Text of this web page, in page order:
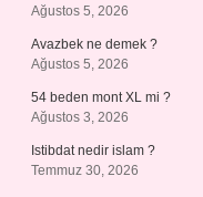
Ağustos 5, 2026
Avazbek ne demek ?
Ağustos 5, 2026
54 beden mont XL mi ?
Ağustos 3, 2026
Istibdat nedir islam ?
Temmuz 30, 2026